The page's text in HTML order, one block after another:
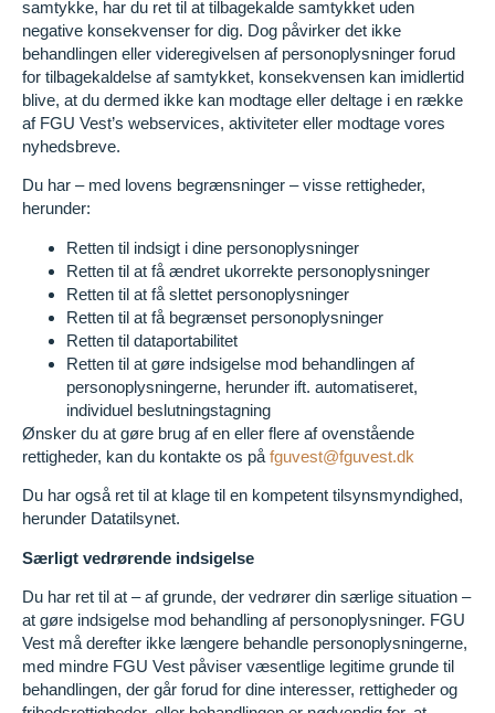
samtykke, har du ret til at tilbagekalde samtykket uden
negative konsekvenser for dig. Dog påvirker det ikke
behandlingen eller videregivelsen af personoplysninger forud
for tilbagekaldelse af samtykket, konsekvensen kan imidlertid
blive, at du dermed ikke kan modtage eller deltage i en række
af FGU Vest’s webservices, aktiviteter eller modtage vores
nyhedsbreve.
Du har – med lovens begrænsninger – visse rettigheder,
herunder:
Retten til indsigt i dine personoplysninger
Retten til at få ændret ukorrekte personoplysninger
Retten til at få slettet personoplysninger
Retten til at få begrænset personoplysninger
Retten til dataportabilitet
Retten til at gøre indsigelse mod behandlingen af
personoplysningerne, herunder ift. automatiseret,
individuel beslutningstagning
Ønsker du at gøre brug af en eller flere af ovenstående
rettigheder, kan du kontakte os på fguvest@fguvest.dk
Du har også ret til at klage til en kompetent tilsynsmyndighed,
herunder Datatilsynet.
Særligt vedrørende indsigelse
Du har ret til at – af grunde, der vedrører din særlige situation –
at gøre indsigelse mod behandling af personoplysninger. FGU
Vest må derefter ikke længere behandle personoplysningerne,
med mindre FGU Vest påviser væsentlige legitime grunde til
behandlingen, der går forud for dine interesser, rettigheder og